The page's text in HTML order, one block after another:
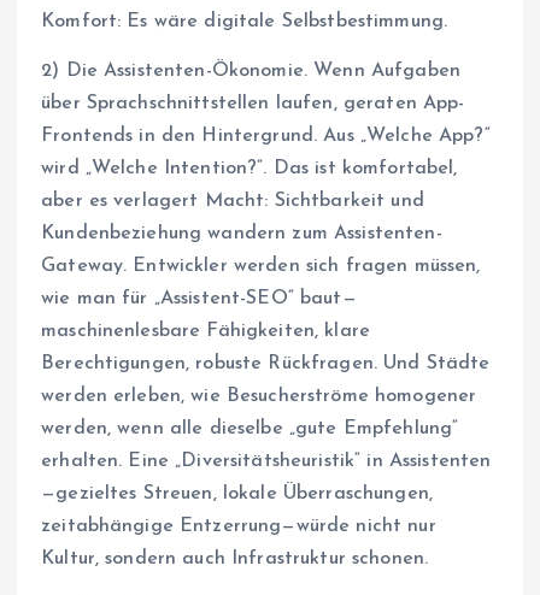
Komfort: Es wäre digitale Selbstbestimmung.
2) Die Assistenten-Ökonomie. Wenn Aufgaben
über Sprachschnittstellen laufen, geraten App-
Frontends in den Hintergrund. Aus „Welche App?“
wird „Welche Intention?“. Das ist komfortabel,
aber es verlagert Macht: Sichtbarkeit und
Kundenbeziehung wandern zum Assistenten-
Gateway. Entwickler werden sich fragen müssen,
wie man für „Assistent-SEO“ baut—
maschinenlesbare Fähigkeiten, klare
Berechtigungen, robuste Rückfragen. Und Städte
werden erleben, wie Besucherströme homogener
werden, wenn alle dieselbe „gute Empfehlung“
erhalten. Eine „Diversitätsheuristik“ in Assistenten
—gezieltes Streuen, lokale Überraschungen,
zeitabhängige Entzerrung—würde nicht nur
Kultur, sondern auch Infrastruktur schonen.